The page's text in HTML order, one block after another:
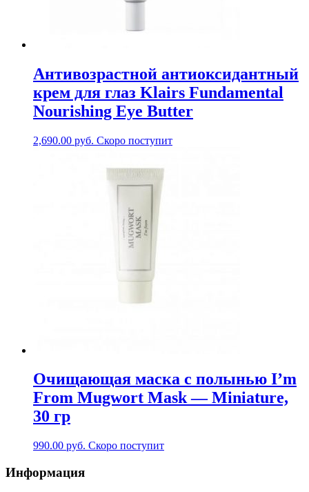
Антивозрастной антиоксидантный
крем для глаз Klairs Fundamental
Nourishing Eye Butter
2,690.00 руб. Скоро поступит
Очищающая маска с полынью I’m
From Mugwort Mask — Miniature,
30 гр
990.00 руб. Скоро поступит
Информация